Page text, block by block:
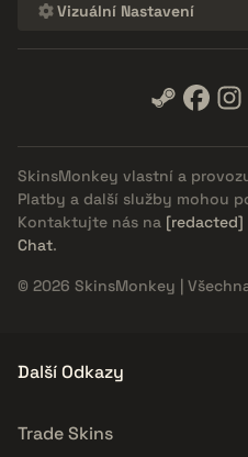
Vizuální Nastavení
SkinsMonkey vlastní a
Platby a další služby mohou
Kontaktujte nás na [redacted]
Chat.
© 2026 SkinsMonkey |
Další Odkazy
Trade Skins